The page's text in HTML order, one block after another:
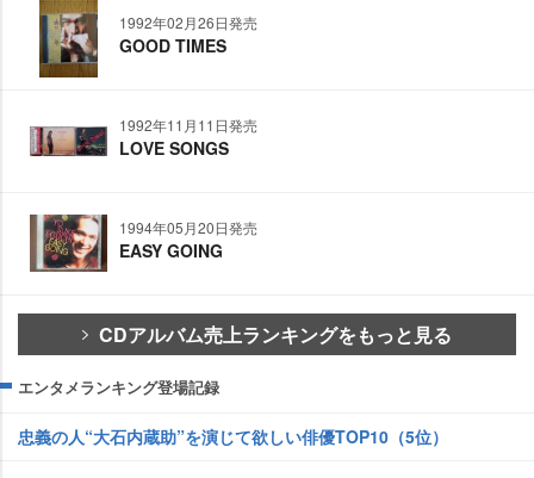
1992年02月26日発売
GOOD TIMES
1992年11月11日発売
LOVE SONGS
1994年05月20日発売
EASY GOING
CDアルバム売上ランキングをもっと見る
エンタメランキング登場記録
忠義の人“大石内蔵助”を演じて欲しい俳優TOP10（5位）